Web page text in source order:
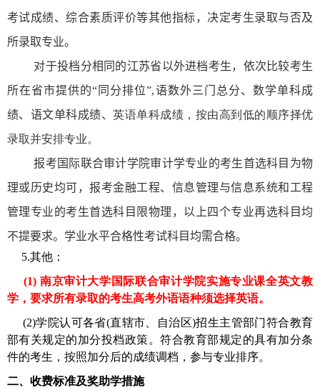
考试成绩、综合素质评价等其他指标，决定考生录取与否及
所录取专业。
对于投档分相同的江苏省以外进档考生，依次比较考生
所在省市提供的“ 同分排位”,语数外三门总分、数学单科成
绩、语文单科成绩、英语单科成绩， 按由高到低的顺序择优
录取并安排专业。
报考国际联合审计学院审计学专业的考生首选科目为物
理或历史均可，报考金融工程、信息管理与信息系统和工程
管理专业的考生首选科目限物理，以上四个专业再选科目均
不提要求。 学业水平合格性考试科目均需合格。
5.其他：
(1) 南京审计大学国际联合审计学院实施专业课全英文教
学，要求所有录取的考生高考外语语种须选择英语。
(2)学院认可各省(直辖市、自治区)招生主管部门符合教育
部有关规定的加分投档政策。符合教育部规定的具有加分条
件的考生 ， 按照加分后的成绩调档 ， 参与专业排序。
二、收费标准及奖助学措施